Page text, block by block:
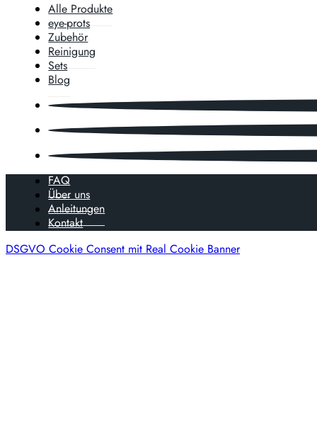
Alle Produkte
eye-prots
Zubehör
Reinigung
Sets
Blog
FAQ
Über uns
Anleitungen
Kontakt
DSGVO Cookie Consent mit Real Cookie Banner